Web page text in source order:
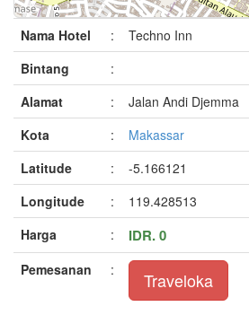
Nama Hotel :
Techno Inn
Bintang
:
Alamat
:
Jalan Andi Djemma
Kota
:
Makassar
Latitude
:
-5.166121
Longitude
:
119.428513
Harga
: IDR. 0
Pemesanan : Traveloka